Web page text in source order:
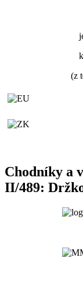
(z
Chodníky a
II/489: